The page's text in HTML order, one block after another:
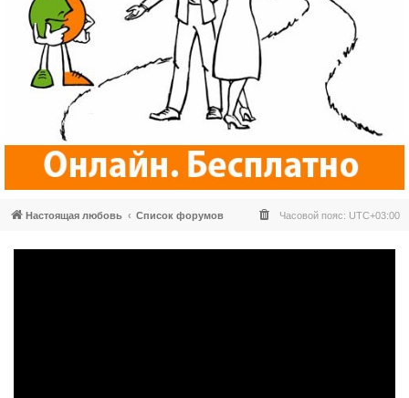
Настоящая любовь Список форумов Часовой пояс: UTC+03:00